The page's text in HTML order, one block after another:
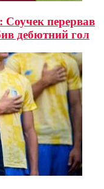
перервав
дебютний гол